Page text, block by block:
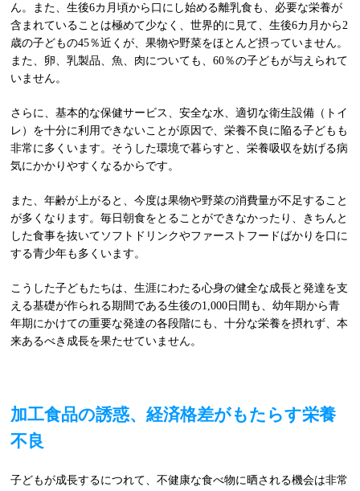
ん。また、生後6カ月頃から口にし始める離乳食も、必要な栄養が
含まれていることは極めて少なく、世界的に見て、生後6カ月から2
歳の子どもの45％近くが、果物や野菜をほとんど摂っていません。
また、卵、乳製品、魚、肉についても、60％の子どもが与えられて
いません。
さらに、基本的な保健サービス、安全な水、適切な衛生設備（トイ
レ）を十分に利用できないことが原因で、栄養不良に陥る子どもも
非常に多くいます。そうした環境で暮らすと、栄養吸収を妨げる病
気にかかりやすくなるからです。
また、年齢が上がると、今度は果物や野菜の消費量が不足すること
が多くなります。毎日朝食をとることができなかったり、きちんと
した食事を抜いてソフトドリンクやファーストフードばかりを口に
する青少年も多くいます。
こうした子どもたちは、生涯にわたる心身の健全な成長と発達を支
える基礎が作られる期間である生後の1,000日間も、幼年期から青
年期にかけての重要な発達の各段階にも、十分な栄養を摂れず、本
来あるべき成長を果たせていません。
加工食品の誘惑、経済格差がもたらす栄養
不良
子どもが成長するにつれて、不健康な食べ物に晒される機会は非常